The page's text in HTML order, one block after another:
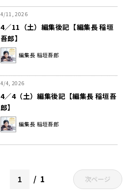
4/11, 2026
4／11（土）編集後記【編集長 稲垣
吾郎】
編集長 稲垣吾郎
4/4, 2026
4／4（土）編集後記【編集長 稲垣吾
郎】
編集長 稲垣吾郎
1 次ページ